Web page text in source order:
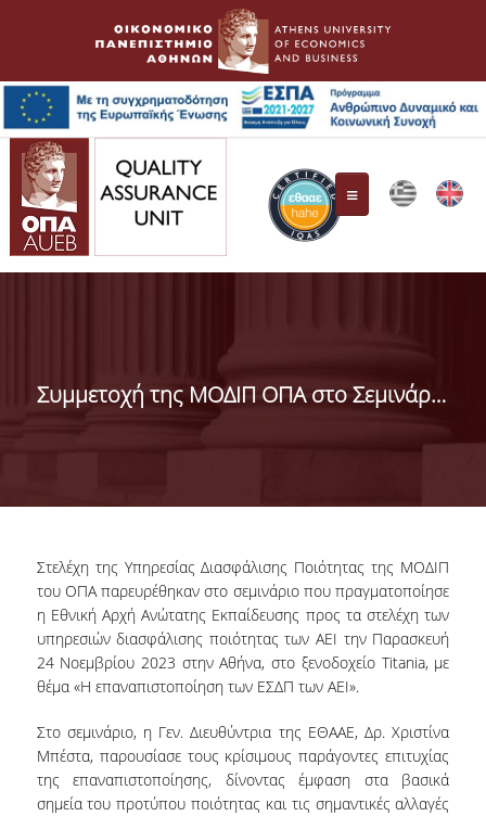
Quality Assurance Unit
Responsibilities
Quality Policy
Internal Evaluation
Undergraduate Courses Evaluation
Postgraduate Courses Evaluation
Συμμετοχή της ΜΟΔΙΠ ΟΠΑ στο Σεμινάριο της ΕΘΑΑΕ για την επαναπιστοποίηση των ΕΣΔΠ
Στελέχη της Υπηρεσίας Διασφάλισης Ποιότητας της ΜΟΔΙΠ
του ΟΠΑ παρευρέθηκαν στο σεμινάριο που πραγματοποίησε
η Εθνική Αρχή Ανώτατης Εκπαίδευσης προς τα στελέχη των
υπηρεσιών διασφάλισης ποιότητας των ΑΕΙ την Παρασκευή
24 Νοεμβρίου 2023 στην Αθήνα, στο ξενοδοχείο Titania, με
θέμα «Η επαναπιστοποίηση των ΕΣΔΠ των ΑΕΙ».
Στο σεμινάριο, η Γεν. Διευθύντρια της ΕΘΑΑΕ, Δρ. Χριστίνα
Μπέστα, παρουσίασε τους κρίσιμους παράγοντες επιτυχίας
της επαναπιστοποίησης, δίνοντας έμφαση στα βασικά
σημεία του προτύπου ποιότητας και τις σημαντικές αλλαγές